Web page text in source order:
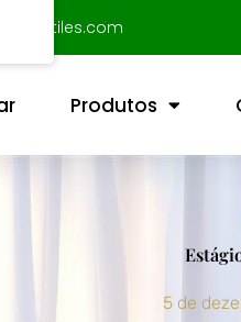
textiles.com
Produtos
5 de